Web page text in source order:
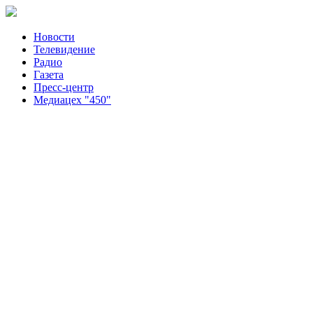
Новости
Телевидение
Радио
Газета
Пресс-центр
Медиацех "450"